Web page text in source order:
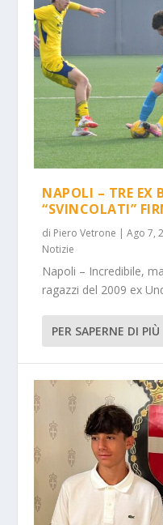
NAPOLI – TRE EX
“SVINCOLATI”
di Piero Vetrone |Ago 7,
Notizie
Napoli – Incredibile,
ragazzi del 2009 ex
PER SAPERNE DI PIÙ